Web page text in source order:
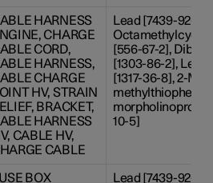
HARNESS
CHARGE
CORD,
HARNESS,
CHARGE
HV, STRAIN
BRACKET,
HARNESS
CABLE HV,
CABLE
Lead [7439-92-1],
[556-67-2],
[1303-86-2],
[1317-36-8], 2-
10-5]
BOX
Lead [7439-92-1],